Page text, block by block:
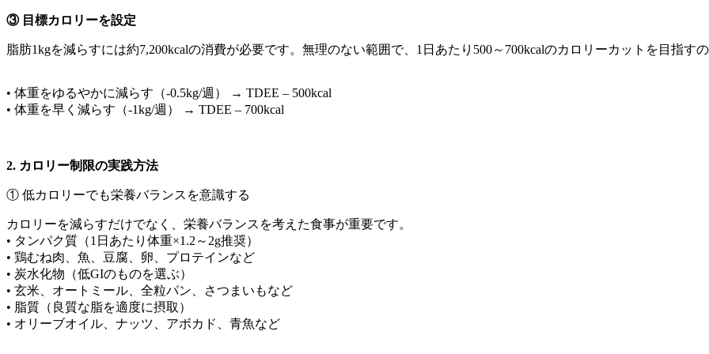
③ 目標カロリーを設定
脂肪1kgを減らすには約7,200kcalの消費が必要です。無理のない範囲で、1日あたり500～700kcalのカロリーカットを目指すの
• 体重をゆるやかに減らす（-0.5kg/週） → TDEE – 500kcal
• 体重を早く減らす（-1kg/週） → TDEE – 700kcal
2. カロリー制限の実践方法
① 低カロリーでも栄養バランスを意識する
カロリーを減らすだけでなく、栄養バランスを考えた食事が重要です。
• タンパク質（1日あたり体重×1.2～2g推奨）
• 鶏むね肉、魚、豆腐、卵、プロテインなど
• 炭水化物（低GIのものを選ぶ）
• 玄米、オートミール、全粒パン、さつまいもなど
• 脂質（良質な脂を適度に摂取）
• オリーブオイル、ナッツ、アボカド、青魚など